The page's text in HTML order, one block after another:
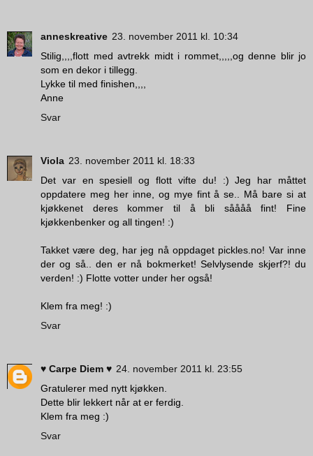
anneskreative 23. november 2011 kl. 10:34
Stilig,,,,flott med avtrekk midt i rommet,,,,,og denne blir jo
som en dekor i tillegg.
Lykke til med finishen,,,,
Anne
Svar
Viola 23. november 2011 kl. 18:33
Det var en spesiell og flott vifte du! :) Jeg har måttet
oppdatere meg her inne, og mye fint å se.. Må bare si at
kjøkkenet deres kommer til å bli såååå fint! Fine
kjøkkenbenker og all tingen! :)
Takket være deg, har jeg nå oppdaget pickles.no! Var inne
der og så.. den er nå bokmerket! Selvlysende skjerf?! du
verden! :) Flotte votter under her også!
Klem fra meg! :)
Svar
♥ Carpe Diem ♥ 24. november 2011 kl. 23:55
Gratulerer med nytt kjøkken.
Dette blir lekkert når at er ferdig.
Klem fra meg :)
Svar